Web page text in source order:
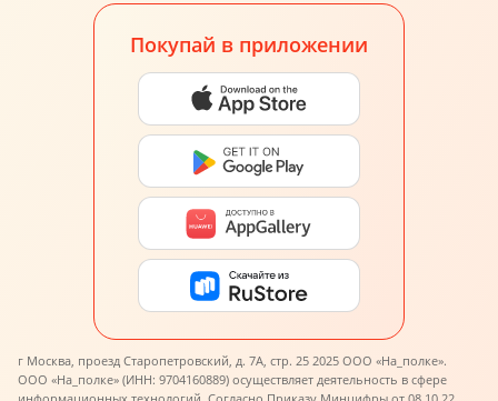
Покупай в приложении
г Москва, проезд Старопетровский, д. 7А, стр. 25 2025 ООО «На_полке».
ООО «На_полке» (ИНН: 9704160889) осуществляет деятельность в сфере